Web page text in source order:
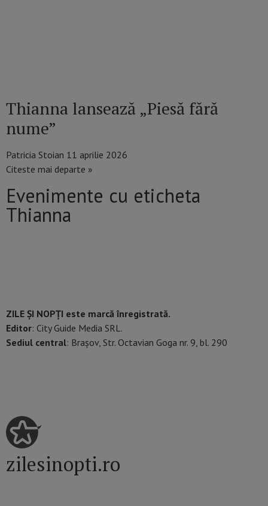
Thianna lansează „Piesă fără
nume”
Patricia Stoian 11 aprilie 2026
Citeste mai departe »
Evenimente cu eticheta
Thianna
ZILE ȘI NOPȚI este marcă înregistrată.
Editor: City Guide Media SRL.
Sediul central: Brașov, Str. Octavian Goga nr. 9, bl. 290
zilesinopti.ro